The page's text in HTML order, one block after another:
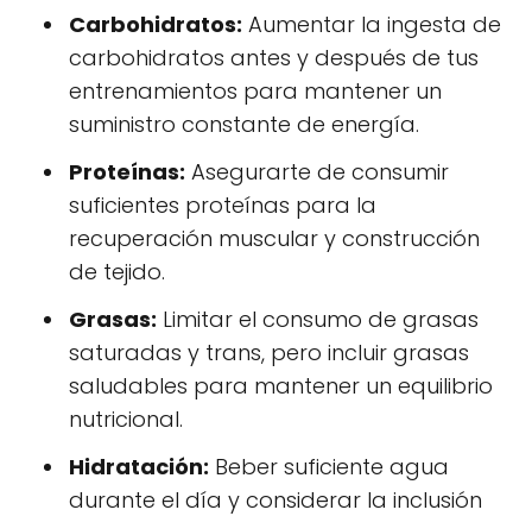
Carbohidratos: Aumentar la ingesta de
carbohidratos antes y después de tus
entrenamientos para mantener un
suministro constante de energía.
Proteínas: Asegurarte de consumir
suficientes proteínas para la
recuperación muscular y construcción
de tejido.
Grasas: Limitar el consumo de grasas
saturadas y trans, pero incluir grasas
saludables para mantener un equilibrio
nutricional.
Hidratación: Beber suficiente agua
durante el día y considerar la inclusión